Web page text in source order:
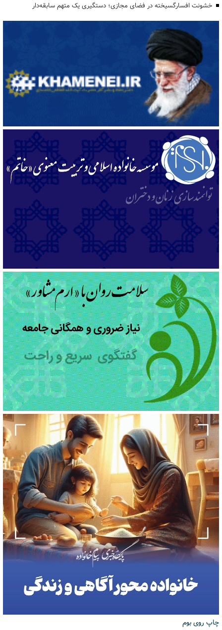
خشونت افسارگسیخته در فضای مجازی؛ دستگیری یک متهم سابقه‌دار
چاپ روی بوم